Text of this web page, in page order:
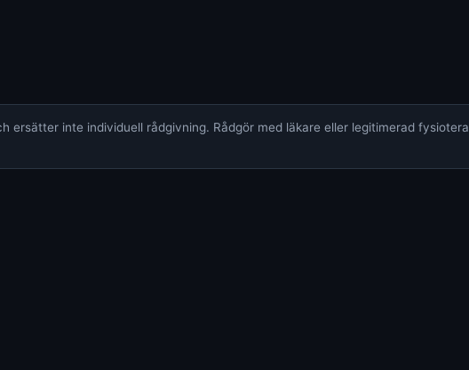
ersätter inte individuell rådgivning. Rådgör med läkare eller legitimerad